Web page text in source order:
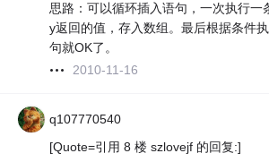
思路：可以循环插入语句，一次执行一
y返回的值，存入数组。最后根据条件
句就OK了。
2010-11-16
q107770540
[Quote=引用 8 楼 szlovejf 的回复:]